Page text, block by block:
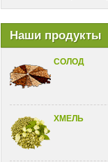
Наши продукты
СОЛОД
ХМЕЛЬ